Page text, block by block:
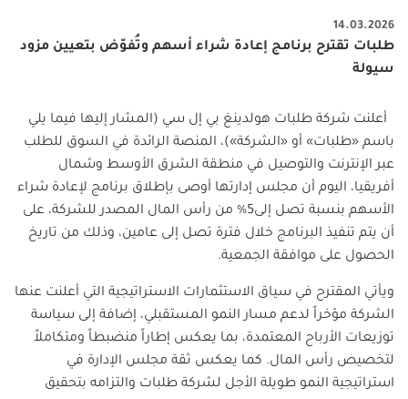
14.03.2026
طلبات تقترح برنامج إعادة شراء أسهم وتُفوّض بتعيين مزود
سيولة
أعلنت شركة طلبات هولدينغ بي إل سي (المشار إليها فيما يلي
باسم «طلبات» أو «الشركة»)، المنصة الرائدة في السوق للطلب
عبر الإنترنت والتوصيل في منطقة الشرق الأوسط وشمال
أفريقيا، اليوم أن مجلس إدارتها أوصى بإطلاق برنامج لإعادة شراء
الأسهم بنسبة تصل إلى5% من رأس المال المصدر للشركة، على
أن يتم تنفيذ البرنامج خلال فترة تصل إلى عامين، وذلك من تاريخ
الحصول على موافقة الجمعية.
ويأتي المقترح في سياق الاستثمارات الاستراتيجية التي أعلنت عنها
الشركة مؤخراً لدعم مسار النمو المستقبلي، إضافة إلى سياسة
توزيعات الأرباح المعتمدة، بما يعكس إطاراً منضبطاً ومتكاملاً
لتخصيص رأس المال. كما يعكس ثقة مجلس الإدارة في
استراتيجية النمو طويلة الأجل لشركة طلبات والتزامه بتحقيق